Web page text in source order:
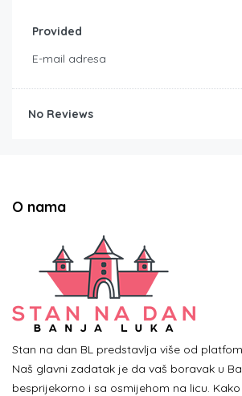
Provided
E-mail adresa
No Reviews
O nama
Stan na dan BL predstavlja više od
Naš glavni zadatak je da vaš boravak u
besprijekorno i sa osmijehom na licu.